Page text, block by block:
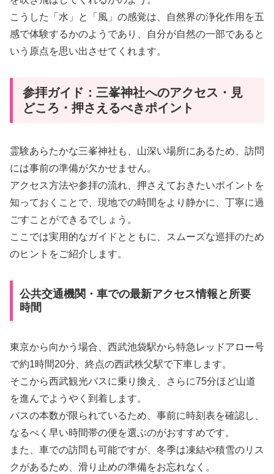
こうした「水」と「風」の感覚は、自然界の浄化作用を五
感で体験するかのようであり、自分が自然の一部であると
いう原点を思い出させてくれます。
参拝ガイド：三峯神社へのアクセス・見
どころ・押さえるべきポイント
霊験あらたかな三峯神社も、山深い場所にあるため、訪問
には事前の準備が欠かせません。
アクセス方法や参拝の流れ、押さえておきたいポイントを
知っておくことで、現地での時間をより静かに、丁寧に過
ごすことができるでしょう。
ここでは実用的なガイドとともに、スムーズな巡拝のため
のヒントをご紹介します。
公共交通機関・車での最新アクセス情報と所要
時間
東京から向かう場合、西武池袋駅から特急レッドアロー号
で約1時間20分、終点の西武秩父駅で下車します。
そこから西武観光バスに乗り換え、さらに75分ほど山道
を進んでようやく到着します。
バスの本数が限られているため、事前に時刻表を確認し、
なるべく早い時間帯の便を選ぶのがおすすめです。
また、車での訪問も可能ですが、冬季は凍結や積雪のリス
クがあるため、滑り止めの準備をお忘れなく。